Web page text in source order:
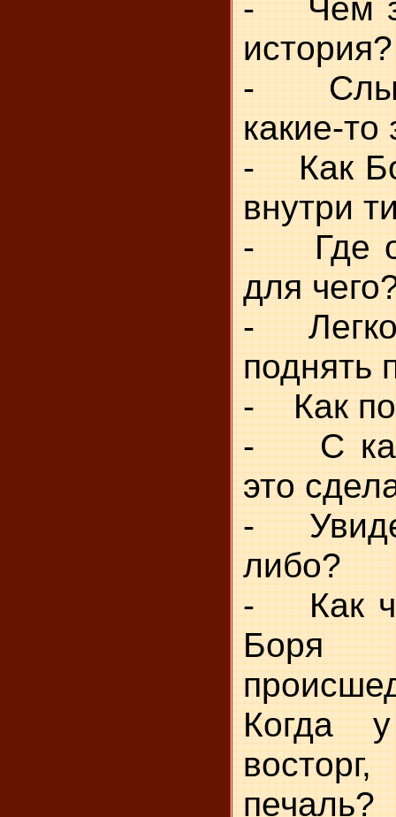
история?
-
какие-то
- Как
внутри
- Где
для
- Легко
поднять
- Как
- С
это
-
либо?
- Как
Когда
печаль?